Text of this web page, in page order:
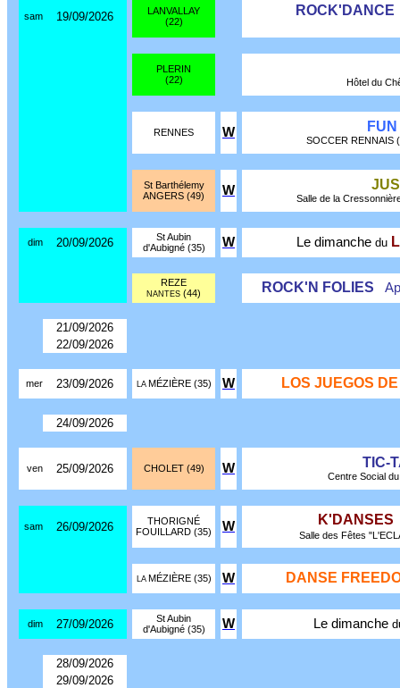
sam 19/09/2026
LANVALLAY
(22)
ROCK'DANCE
PLERIN
(22)
Hôtel du
RENNES W
SOCCER RENNAIS
St Barthélemy
ANGERS (49)
W
Salle de la
dim 20/09/2026
St Aubin
d'Aubigné (35)
W Le dimanche du
REZE
NANTES (44) ROCK'N FOLIES
21/09/2026
22/09/2026
mer 23/09/2026 LA MÉZIÈRE (35) W LOS JUEGOS
24/09/2026
ven 25/09/2026 CHOLET (49) W TIC-
Centre Social
sam 26/09/2026
THORIGNÉ
FOUILLARD (35)
W K'DANSES
Salle des Fêtes
LA MÉZIÈRE (35) W DANSE
dim 27/09/2026
St Aubin
d'Aubigné (35)
W Le dimanche
28/09/2026
29/09/2026